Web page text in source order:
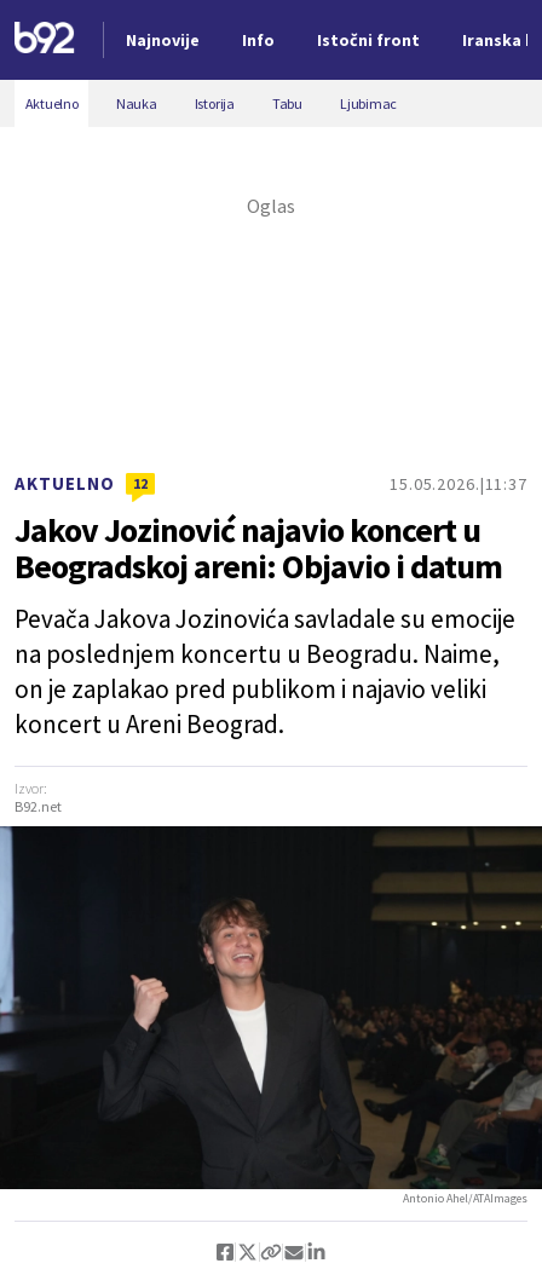
Najnovije Info Istočni front Iranska
Nova vest
Aktuelno Nauka Istorija Tabu Ljubimac
AKTUELNO 12 15.05.2026. 11:37
Jakov Jozinović najavio koncert u
Beogradskoj areni: Objavio i datum
Pevača Jakova Jozinovića savladale su emocije
na poslednjem koncertu u Beogradu. Naime,
on je zaplakao pred publikom i najavio veliki
koncert u Areni Beograd.
Izvor:
B92.net
Antonio Ahel/ATAImages